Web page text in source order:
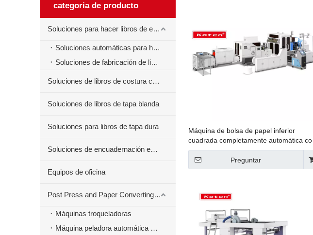
categoria de producto
Soluciones para hacer libros de ejercicios
Soluciones automáticas para hacer libros de ejercicios
Soluciones de fabricación de libros de ejercicios semiautomáticos
Soluciones de libros de costura centrales
Soluciones de libros de tapa blanda
Soluciones para libros de tapa dura
Soluciones de encuadernación en espiral para libros
Equipos de oficina
Post Press and Paper Converting Máquinas
Máquinas troqueladoras
Máquina peladora automática para material troquelado
Máquina de bolsa de papel inferior
cuadrada completamente automática con
mango en línea
Preguntar